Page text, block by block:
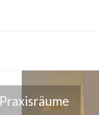
Praxisräume
Kinderwunsch